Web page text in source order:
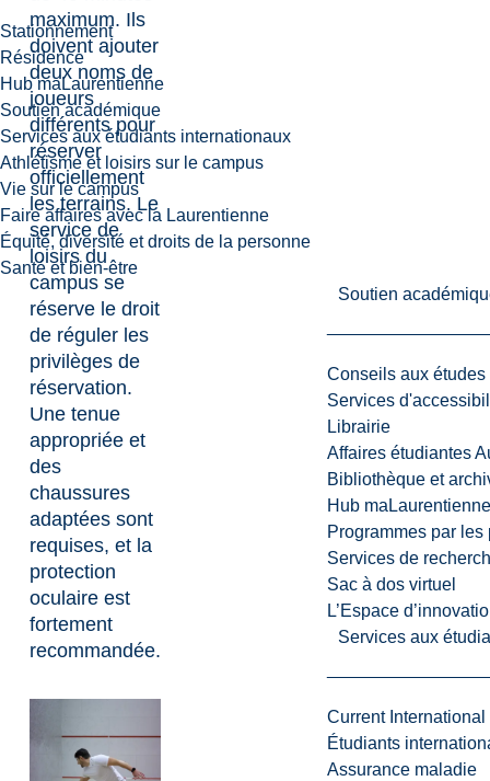
Stationnement
Résidence
Hub maLaurentienne
Soutien académique
Services aux étudiants internationaux
Athlétisme et loisirs sur le campus
Vie sur le campus
Faire affaires avec la Laurentienne
Équité, diversité et droits de la personne
Santé et bien-être
Soutien
Conseils aux études
Services
Librairie
Affaires étudiantes
Bibliothèque et
Hub maLaurentienne
Programmes par les
Services de
Sac à dos virtuel
L’Espace
Services aux
Current International
Étudiants
Assurance maladie
maximum. Ils
doivent ajouter
deux noms de
joueurs
différents pour
réserver
officiellement
les terrains. Le
service de
loisirs du
campus se
réserve le droit
de réguler les
privilèges de
réservation.
Une tenue
appropriée et
des
chaussures
adaptées sont
requises, et la
protection
oculaire est
fortement
recommandée.